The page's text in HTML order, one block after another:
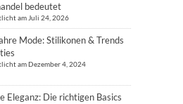
bedeutet
am Juli 24, 2026
Mode: Stilikonen & Trends
am Dezember 4, 2024
Eleganz: Die richtigen Basics